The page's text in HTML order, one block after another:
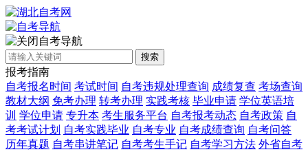
自考导航
搜索
报考指南
自考报名时间 考试时间 自考违规处理查询 成绩复查 考场查询
教材大纲 免考办理 转考办理 实践考核 毕业申请 学位英语培
训 学位申请 专升本 考生服务平台 自考报考动态 自考政策 自
考考试计划 自考实践毕业 自考专业 自考成绩查询 自考问答
历年真题 自考串讲笔记 自考考生手记 自考学习方法 外省自考